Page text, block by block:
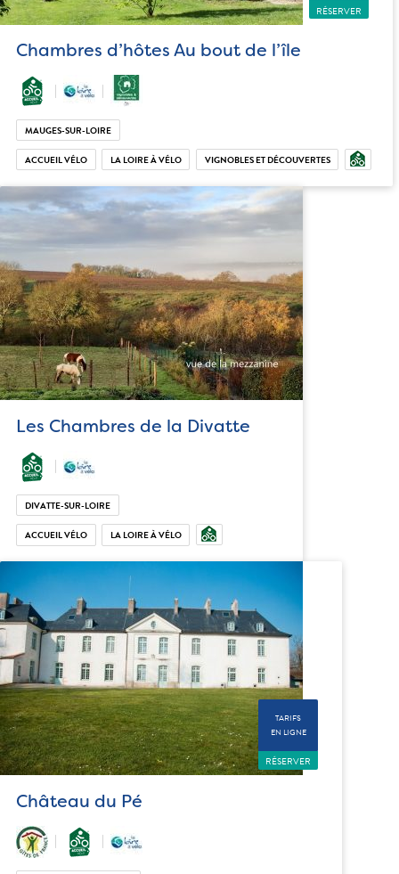
RÉSERVER
Chambres d’hôtes Au bout de l’île
MAUGES-SUR-LOIRE
ACCUEIL VÉLO LA LOIRE À VÉLO VIGNOBLES ET DÉCOUVERTES
Les Chambres de la Divatte
DIVATTE-SUR-LOIRE
ACCUEIL VÉLO LA LOIRE À VÉLO
TARIFS
EN LIGNE
RÉSERVER
Château du Pé